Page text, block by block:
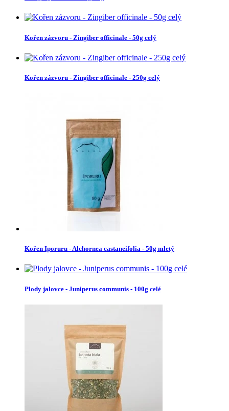
Kořen zázvoru - Zingiber officinale - 50g celý
Kořen zázvoru - Zingiber officinale - 250g celý
Kořen Iporuru - Alchornea castaneifolia - 50g mletý
Plody jalovce - Juniperus communis - 100g celé